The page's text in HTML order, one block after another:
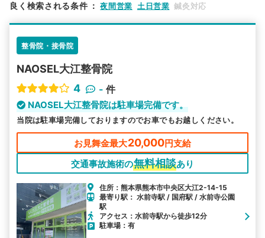
検索する
駅から探す 院名から探す
良く検索される条件 ： 夜間営業 土日営業 鍼灸対応
整骨院・接骨院
NAOSEL大江整骨院
4
- 件
NAOSEL大江整骨院は駐車場完備です。
当院は駐車場完備しておりますのでお車でもお越しください。
お見舞金最大20,000円支給
交通事故施術の無料相談あり
住所：熊本県熊本市中央区大江2-14-15
最寄り駅： 水前寺駅 / 国府駅 / 水前寺公園
駅
アクセス：水前寺駅から徒歩12分
駐車場：有